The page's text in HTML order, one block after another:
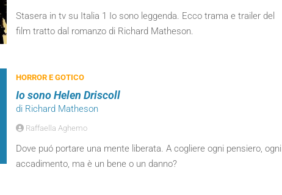
Stasera in tv su Italia 1 Io sono leggenda. Ecco trama e trailer del
film tratto dal romanzo di Richard Matheson.
HORROR E GOTICO
Io sono Helen Driscoll
di Richard Matheson
Raffaella Aghemo
Dove puó portare una mente liberata. A cogliere ogni pensiero, ogni
accadimento, ma è un bene o un danno?